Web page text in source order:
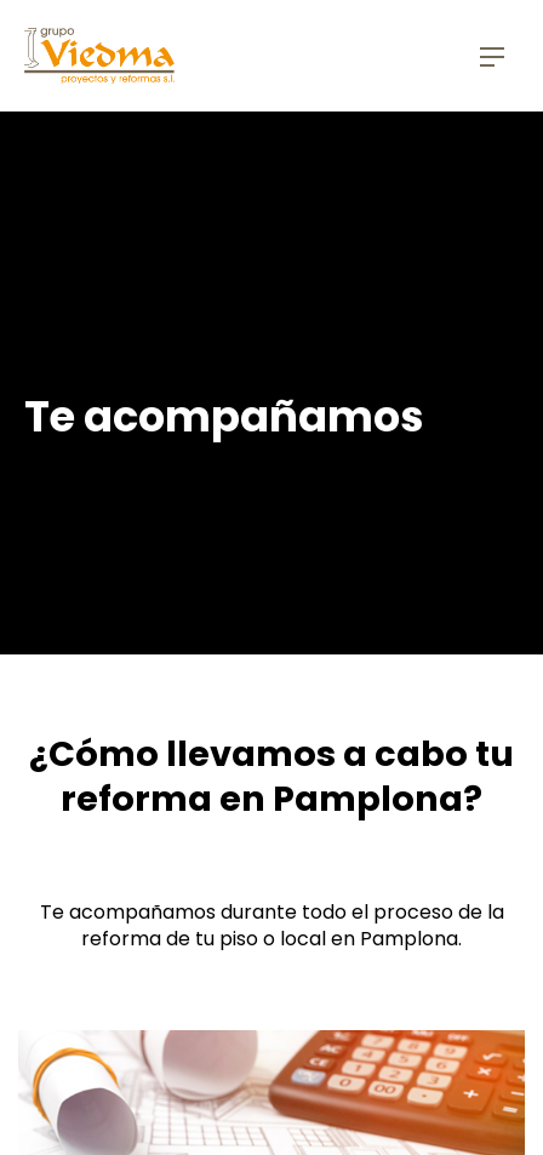
Te acompañamos
¿Cómo llevamos a cabo tu
reforma en Pamplona?
Te acompañamos durante todo el proceso de la
reforma de tu piso o local en Pamplona.